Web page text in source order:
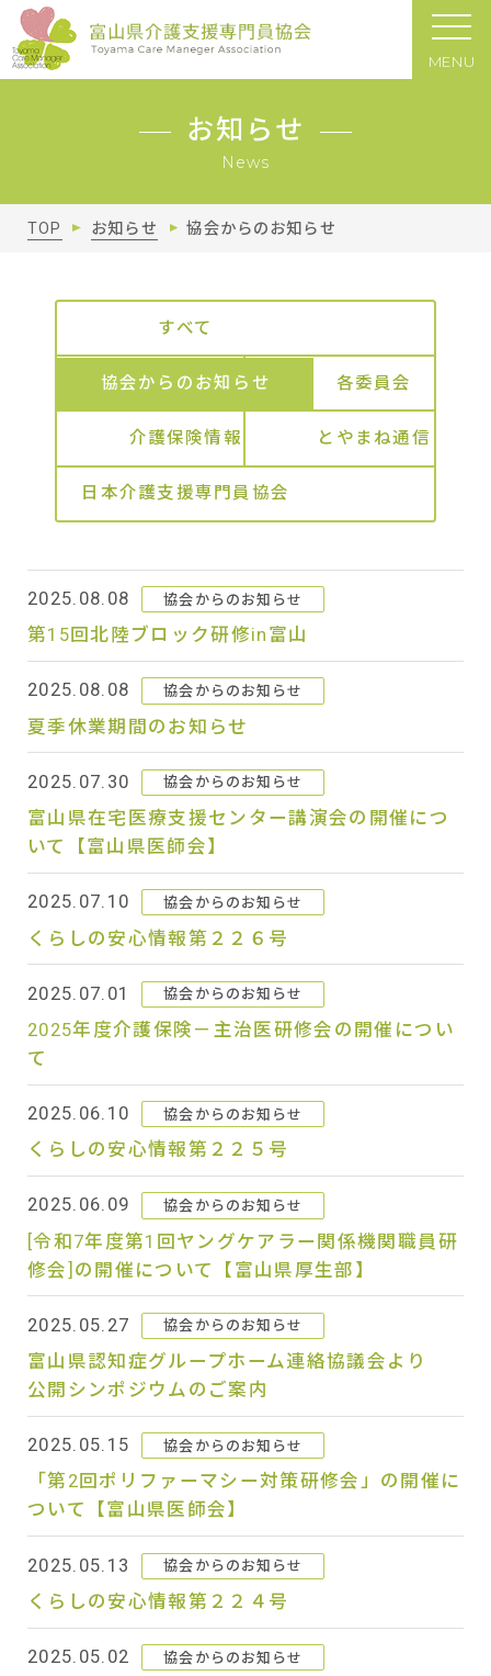
MENU
お知らせ
News
TOP お知らせ 協会からのお知らせ
すべて
協会からのお知らせ 各委員会
介護保険情報 とやまね通信
日本介護支援専門員協会
2025.08.08 協会からのお知らせ
第15回北陸ブロック研修in富山
2025.08.08 協会からのお知らせ
夏季休業期間のお知らせ
2025.07.30 協会からのお知らせ
富山県在宅医療支援センター講演会の開催につ
いて【富山県医師会】
2025.07.10 協会からのお知らせ
くらしの安心情報第２２６号
2025.07.01 協会からのお知らせ
2025年度介護保険－主治医研修会の開催につい
て
2025.06.10 協会からのお知らせ
くらしの安心情報第２２５号
2025.06.09 協会からのお知らせ
[令和7年度第1回ヤングケアラー関係機関職員研
修会]の開催について【富山県厚生部】
2025.05.27 協会からのお知らせ
富山県認知症グループホーム連絡協議会より
公開シンポジウムのご案内
2025.05.15 協会からのお知らせ
「第2回ポリファーマシー対策研修会」の開催に
ついて【富山県医師会】
2025.05.13 協会からのお知らせ
くらしの安心情報第２２４号
2025.05.02 協会からのお知らせ